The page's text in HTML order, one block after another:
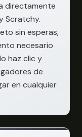
directamente
Scratchy.
sin esperas,
necesario
haz clic y
de
en cualquier